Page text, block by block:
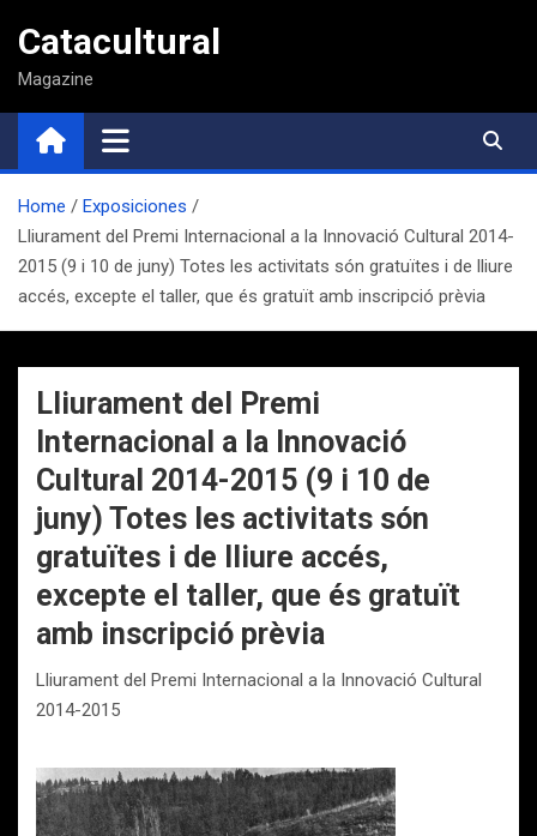
contenido
Catacultural
Magazine
Home
Exposiciones
Lliurament del Premi Internacional a la Innovació Cultural 2014-
2015 (9 i 10 de juny) Totes les activitats són gratuïtes i de lliure
accés, excepte el taller, que és gratuït amb inscripció prèvia
Lliurament del Premi
Internacional a la Innovació
Cultural 2014-2015 (9 i 10 de
juny) Totes les activitats són
gratuïtes i de lliure accés,
excepte el taller, que és gratuït
amb inscripció prèvia
Lliurament del Premi Internacional a la Innovació Cultural
2014-2015